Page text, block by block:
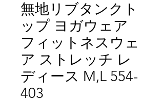
無地リブタンクト
ップ ヨガウェア
フィットネスウェ
ア ストレッチ レ
ディース M,L 554-
403